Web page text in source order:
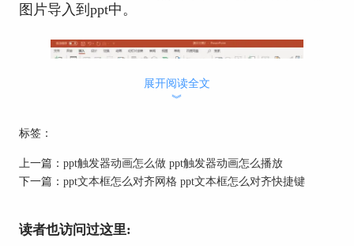
图片导入到ppt中。
3.选中音频图标，在“动画”工具栏中选中“添加动
画”-“播放”-“触发”-“通过单击”-“图片5”。
展开阅读全文
︾
标签：
上一篇： ppt触发器动画怎么做 ppt触发器动画怎么播放
下一篇： ppt文本框怎么对齐网格 ppt文本框怎么对齐快捷键
读者也访问过这里: